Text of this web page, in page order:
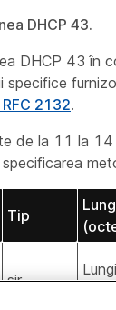
DHCP 43.
DHCP 43 în
specifice
2132.
de la 11 la
Tip
șir